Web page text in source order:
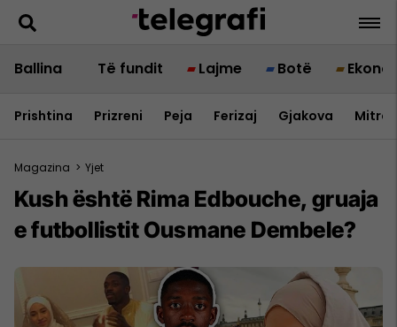
Ballina Të fundit Lajme Botë
Prishtina Prizreni Peja Ferizaj Gjakova
Magazina > Yjet
Kush është Rima Edbouche, gruaja
e futbollistit Ousmane Dembele?